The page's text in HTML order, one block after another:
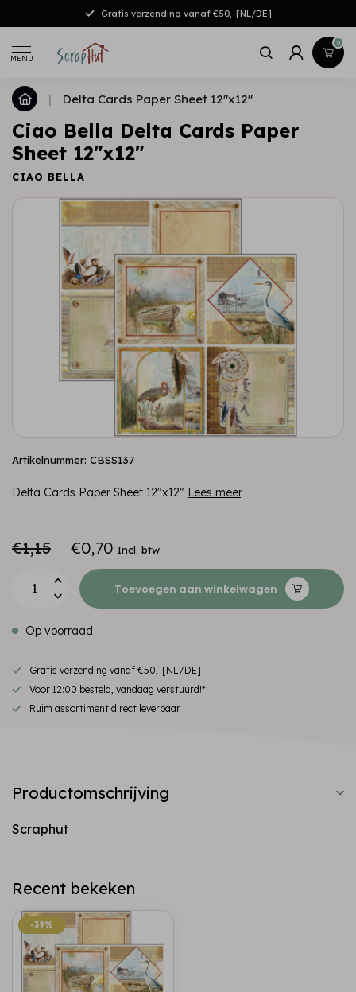
Gratis verzending vanaf €50,-[NL/DE]
MENU
0
| Delta Cards Paper Sheet 12"x12"
Ciao Bella Delta Cards Paper
Sheet 12"x12"
CIAO BELLA
Artikelnummer: CBSS137
Delta Cards Paper Sheet 12"x12" Lees meer.
€1,15 €0,70 Incl. btw
Toevoegen aan winkelwagen
Op voorraad
Gratis verzending vanaf €50,-[NL/DE]
Voor 12:00 besteld, vandaag verstuurd!*
Ruim assortiment direct leverbaar
Productomschrijving
Scraphut
Recent bekeken
-39%
-39%